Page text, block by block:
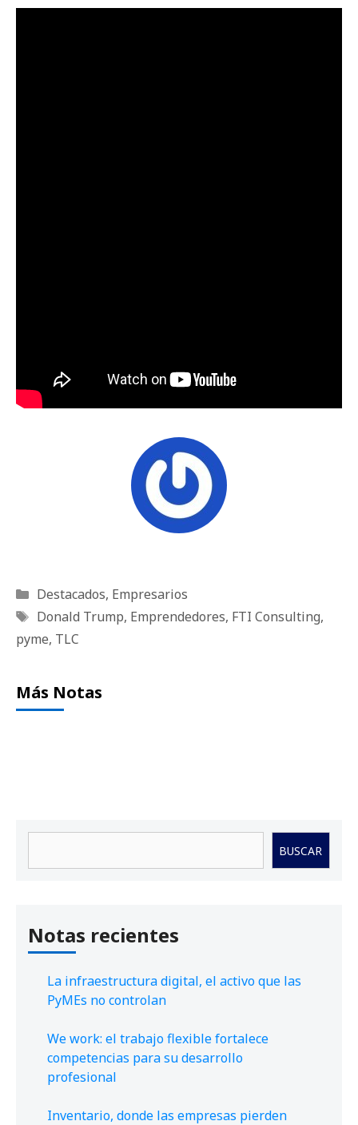
Categorías
Destacados, Empresarios
Etiquetas
Donald Trump, Emprendedores, FTI Consulting,
pyme, TLC
Más Notas
BUSCAR
Notas recientes
La infraestructura digital, el activo que las
PyMEs no controlan
We work: el trabajo flexible fortalece
competencias para su desarrollo
profesional
Inventario, donde las empresas pierden